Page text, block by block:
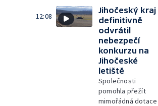
12:08
Jihočeský kraj
definitivně
odvrátil
nebezpečí
konkurzu na
Jihočeské
letiště
Společnosti
pomohla přežít
mimořádná dotace